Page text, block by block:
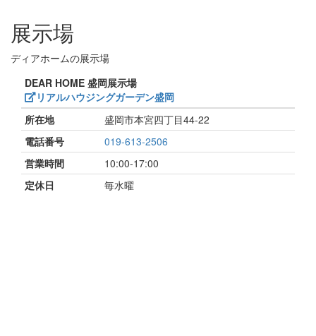
展示場
ディアホームの展示場
DEAR HOME 盛岡展示場
リアルハウジングガーデン盛岡
所在地
盛岡市本宮四丁目44-22
電話番号
019-613-2506
営業時間
10:00-17:00
定休日
毎水曜